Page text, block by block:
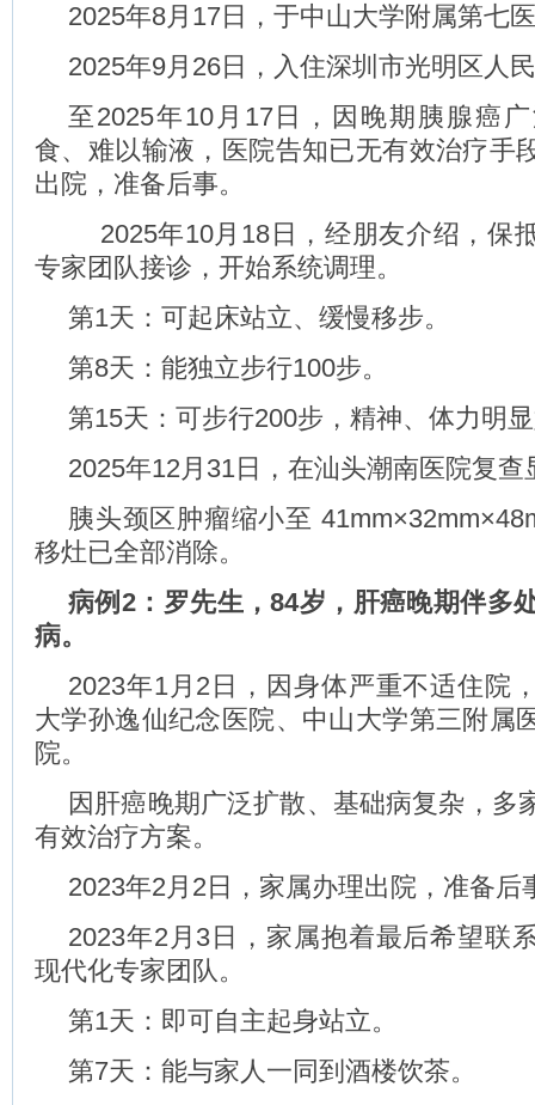
2025年8月17日，于中山大学附属第七
2025年9月26日，入住深圳市光明区人
至2025年10月17日，因晚期胰腺癌
食、难以输液，医院告知已无有效治疗手
出院，准备后事。
2025年10月18日，经朋友介绍，保
专家团队接诊，开始系统调理。
第1天：可起床站立、缓慢移步。
第8天：能独立步行100步。
第15天：可步行200步，精神、体力明
2025年12月31日，在汕头潮南医院复查
胰头颈区肿瘤缩小至
移灶已全部消除。
病例2：罗先生，84岁，肝癌晚期伴多
病。
2023年1月2日，因身体严重不适住院
大学孙逸仙纪念医院、中山大学第三附属
院。
因肝癌晚期广泛扩散、基础病复杂，多
有效治疗方案。
2023年2月2日，家属办理出院，准备后
2023年2月3日，家属抱着最后希望联
现代化专家团队。
第1天：即可自主起身站立。
第7天：能与家人一同到酒楼饮茶。